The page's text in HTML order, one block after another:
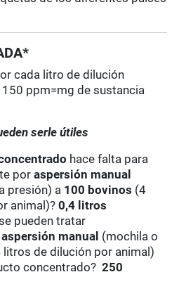
cada litro de dilución
ppm=mg de sustancia
serle útiles
hace falta para
poraspersión manual
presión) a 100 bovinos (4
animal)?0,4 litros
pueden tratar
aspersión manual (mochila o
litros de dilución por animal)
concentrado?250